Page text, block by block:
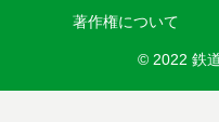
著作権について
© 2022 鉄